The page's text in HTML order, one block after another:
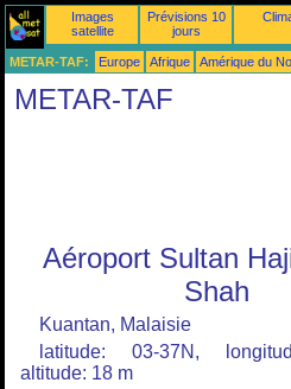
Images
satellite
Prévisions 10
jours
METAR-TAF: Europe Afrique Amérique du
METAR-TAF
Aéroport Sultan
Shah
Kuantan, Malaisie
latitude: 03-37N,
altitude: 18 m